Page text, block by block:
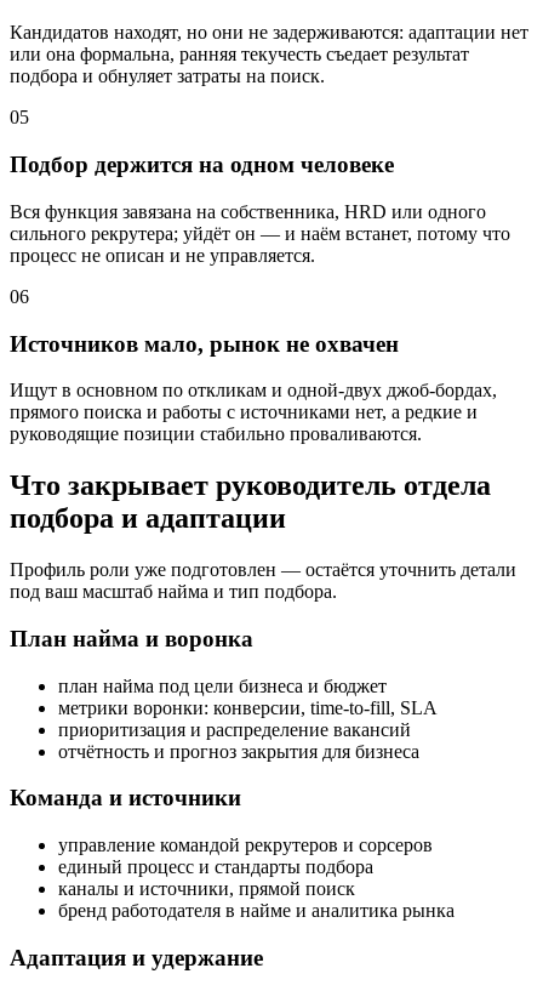
Кандидатов находят, но они не задерживаются: адаптации нет
или она формальна, ранняя текучесть съедает результат
подбора и обнуляет затраты на поиск.
05
Подбор держится на одном человеке
Вся функция завязана на собственника, HRD или одного
сильного рекрутера; уйдёт он — и наём встанет, потому что
процесс не описан и не управляется.
06
Источников мало, рынок не охвачен
Ищут в основном по откликам и одной-двух джоб-бордах,
прямого поиска и работы с источниками нет, а редкие и
руководящие позиции стабильно проваливаются.
Что закрывает руководитель отдела
подбора и адаптации
Профиль роли уже подготовлен — остаётся уточнить детали
под ваш масштаб найма и тип подбора.
План найма и воронка
план найма под цели бизнеса и бюджет
метрики воронки: конверсии, time-to-fill, SLA
приоритизация и распределение вакансий
отчётность и прогноз закрытия для бизнеса
Команда и источники
управление командой рекрутеров и сорсеров
единый процесс и стандарты подбора
каналы и источники, прямой поиск
бренд работодателя в найме и аналитика рынка
Адаптация и удержание